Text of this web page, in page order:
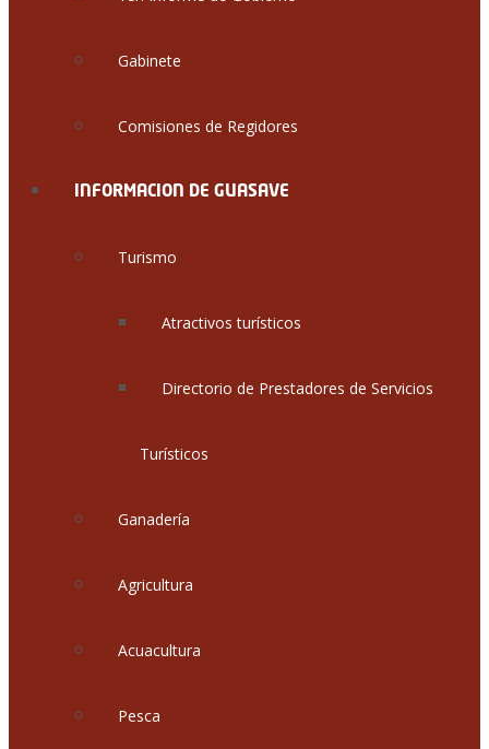
Gabinete
Comisiones de Regidores
INFORMACION DE GUASAVE
Turismo
Atractivos turísticos
Directorio de Prestadores de Servicios
Turísticos
Ganadería
Agricultura
Acuacultura
Pesca